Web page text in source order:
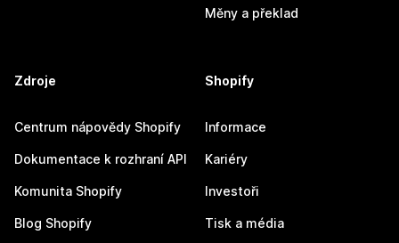
Měny a překlad
Zdroje
Centrum nápovědy Shopify
Dokumentace k rozhraní API
Komunita Shopify
Blog Shopify
Shopify
Informace
Kariéry
Investoři
Tisk a média